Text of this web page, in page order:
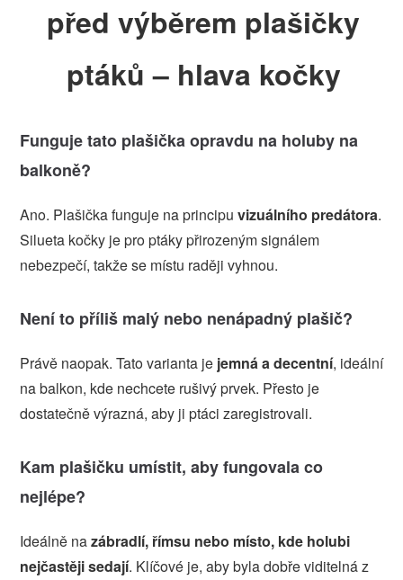
před výběrem plašičky
ptáků – hlava kočky
Funguje tato plašička opravdu na holuby na
balkoně?
Ano. Plašička funguje na principu vizuálního predátora.
Silueta kočky je pro ptáky přirozeným signálem
nebezpečí, takže se místu raději vyhnou.
Není to příliš malý nebo nenápadný plašič?
Právě naopak. Tato varianta je jemná a decentní, ideální
na balkon, kde nechcete rušivý prvek. Přesto je
dostatečně výrazná, aby ji ptáci zaregistrovali.
Kam plašičku umístit, aby fungovala co
nejlépe?
Ideálně nazábradlí, římsu nebo místo, kde holubi
nejčastěji sedají. Klíčové je, aby byla dobře viditelná z